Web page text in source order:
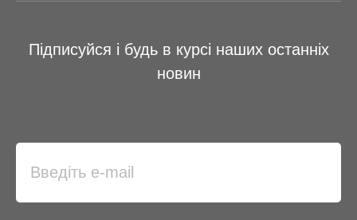
Підписуйся і будь в курсі наших останніх
новин